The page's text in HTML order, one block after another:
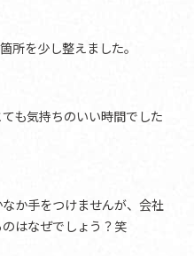
所を少し整えました。
も気持ちのいい時間でした
か手をつけませんが、会社
はなぜでしょう？笑